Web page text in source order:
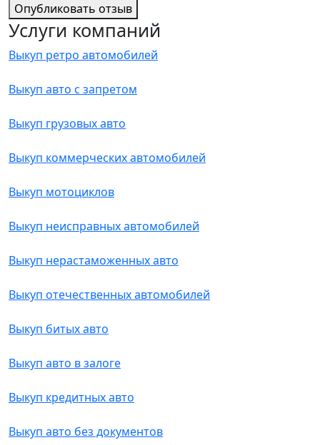
Опубликовать отзыв
Услуги компаний
Выкуп ретро автомобилей
Выкуп авто с запретом
Выкуп грузовых авто
Выкуп коммерческих автомобилей
Выкуп мотоциклов
Выкуп неисправных автомобилей
Выкуп нерастаможенных авто
Выкуп отечественных автомобилей
Выкуп битых авто
Выкуп авто в залоге
Выкуп кредитных авто
Выкуп авто без документов